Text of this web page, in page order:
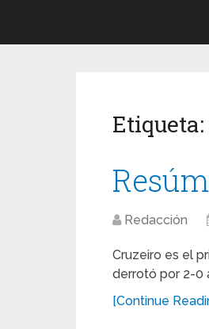
Etiqueta:
Redacción
Cruzeiro es el
derrotó por 2-0
[Continue